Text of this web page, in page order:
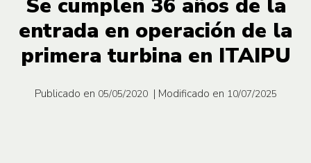
entrada en operación de la
primera turbina en ITAIPU
Publicado en 05/05/2020 | Modificado en 10/07/2025